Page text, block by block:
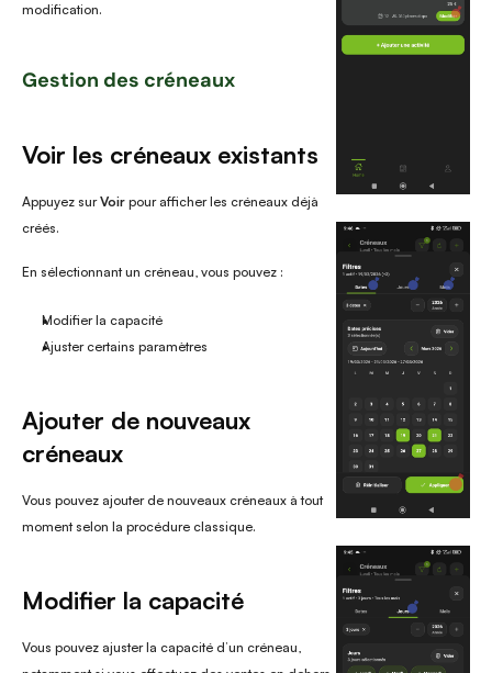
modification.
Gestion des créneaux
Voir les créneaux existants
Appuyez sur Voir pour afficher les créneaux déjà
créés.
En sélectionnant un créneau, vous pouvez :
Modifier la capacité
Ajuster certains paramètres
Ajouter de nouveaux
créneaux
Vous pouvez ajouter de nouveaux créneaux à tout
moment selon la procédure classique.
Modifier la capacité
Vous pouvez ajuster la capacité d’un créneau,